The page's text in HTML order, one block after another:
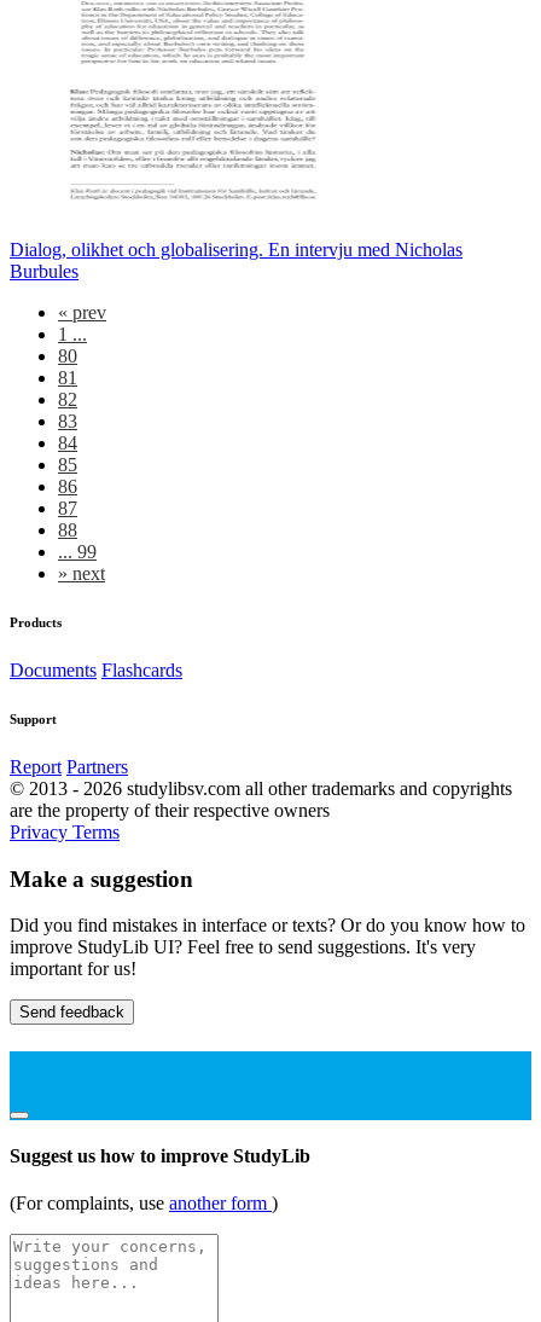
Dialog, olikhet och globalisering. En intervju med Nicholas
Burbules
« prev
1 ...
80
81
82
83
84
85
86
87
88
... 99
» next
Products
Documents Flashcards
Support
Report Partners
© 2013 - 2026 studylibsv.com all other trademarks and copyrights
are the property of their respective owners
Privacy Terms
Make a suggestion
Did you find mistakes in interface or texts? Or do you know how to
improve StudyLib UI? Feel free to send suggestions. It's very
important for us!
Send feedback
Suggest us how to improve StudyLib
(For complaints, use another form )